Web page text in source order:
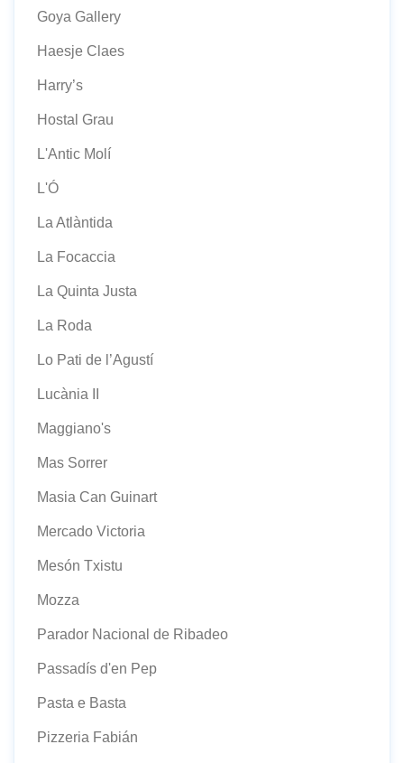
Goya Gallery
Haesje Claes
Harry’s
Hostal Grau
L'Antic Molí
L'Ó
La Atlàntida
La Focaccia
La Quinta Justa
La Roda
Lo Pati de l’Agustí
Lucània II
Maggiano's
Mas Sorrer
Masia Can Guinart
Mercado Victoria
Mesón Txistu
Mozza
Parador Nacional de Ribadeo
Passadís d'en Pep
Pasta e Basta
Pizzeria Fabián